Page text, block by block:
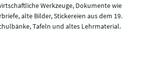
Werkzeuge, Dokumente wie
alte Bilder, Stickereien aus dem 19.
Tafeln und altes Lehrmaterial.